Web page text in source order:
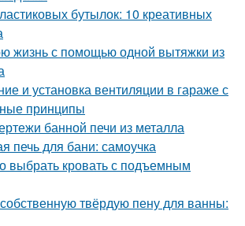
бутылок: 10 креативных
жизнь с помощью одной вытяжки из
и установка вентиляции в гараже с
принципы
банной печи из металла
печь для бани: самоучка
выбрать кровать с подъемным
твёрдую пену для ванны: